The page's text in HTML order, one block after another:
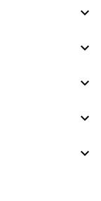




